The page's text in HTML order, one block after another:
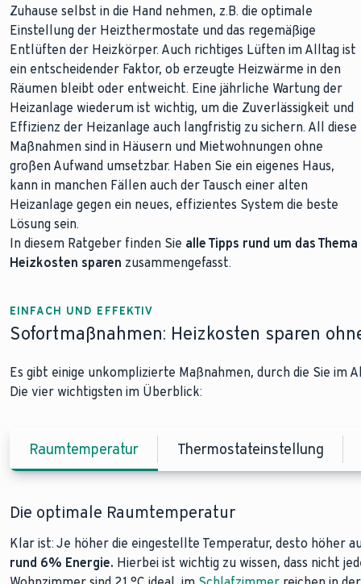
Zuhause selbst in die Hand nehmen, z.B. die optimale
Einstellung der Heizthermostate und das regemäßige
Entlüften der Heizkörper. Auch richtiges Lüften im Alltag ist
ein entscheidender Faktor, ob erzeugte Heizwärme in den
Räumen bleibt oder entweicht. Eine jährliche Wartung der
Heizanlage wiederum ist wichtig, um die Zuverlässigkeit und
Effizienz der Heizanlage auch langfristig zu sichern. All diese
Maßnahmen sind in Häusern und Mietwohnungen ohne
großen Aufwand umsetzbar. Haben Sie ein eigenes Haus,
kann in manchen Fällen auch der Tausch einer alten
Heizanlage gegen ein neues, effizientes System die beste
Lösung sein.
In diesem Ratgeber finden Sie alle Tipps rund um das Thema
Heizkosten sparen zusammengefasst.
EINFACH UND EFFEKTIV
Sofortmaßnahmen: Heizkosten sparen
Es gibt einige unkomplizierte Maßnahmen, durch die Sie
Die vier wichtigsten im Überblick:
Raumtemperatur Thermostateinstellung
Die optimale Raumtemperatur
Klar ist: Je höher die eingestellte Temperatur, desto höher
rund 6% Energie. Hierbei ist wichtig zu wissen, dass nicht
Heizthermostate richtig einstellen
Stellen Sie Ihre Thermostate immer korrekt ein, kann das
Stufe zu drehen, um den Raum schneller aufheizen, ist z.B.
Richtig lüften macht den Unterschied
Den ganzen Tag die Fenster auf Kipp? Dadurch geht
energiesparender ist regelmäßiges Stoßlüften.Öffnen Sie
Keine gute Idee: Möbel vor Heizkörpern
Damit sich die erzeugteHeizwärme optimal im Raum
Möbelstücke oder Vorhänge verdeckt sein.